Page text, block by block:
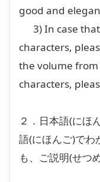
good and
3) In case that
characters,
the volume
characters,
２．日本語(にほ
語(にほんご)でわ
も、ご説明(せつ